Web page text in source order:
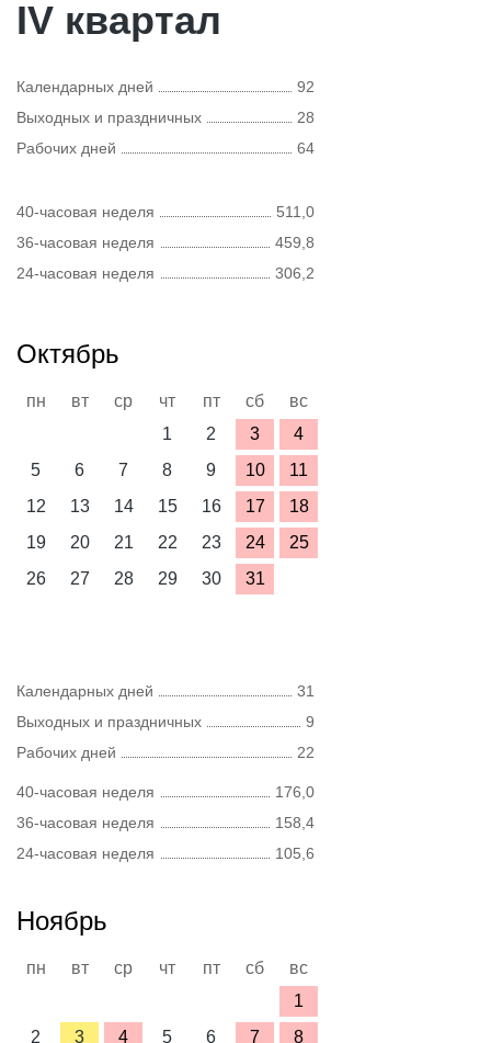
IV квартал
Календарных дней
92
Выходных и праздничных
28
Рабочих дней
64
40-часовая неделя
511,0
36-часовая неделя
459,8
24-часовая неделя
306,2
Октябрь
пн вт ср чт пт сб
вс
1
2 3
4
5
6 7 8 9 10
11
12
13 14 15 16 17
18
19
20 21 22 23 24
25
26
27 28 29 30 31
Календарных дней
31
Выходных и праздничных
9
Рабочих дней
22
40-часовая неделя
176,0
36-часовая неделя
158,4
24-часовая неделя
105,6
Ноябрь
пн вт ср чт пт сб
вс
1
2
3 4 5 6 7 8